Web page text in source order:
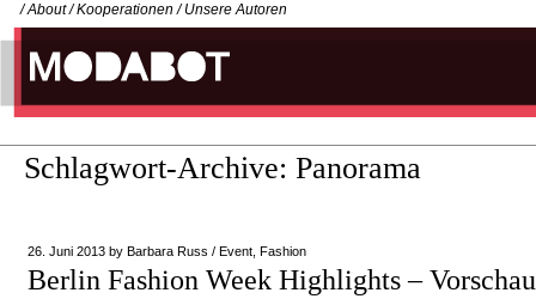
/ About / Kooperationen / Unsere Autoren
Schlagwort-Archive: Panorama
26. Juni 2013 by Barbara Russ / Event Fashion
Berlin Fashion Week Highlights –